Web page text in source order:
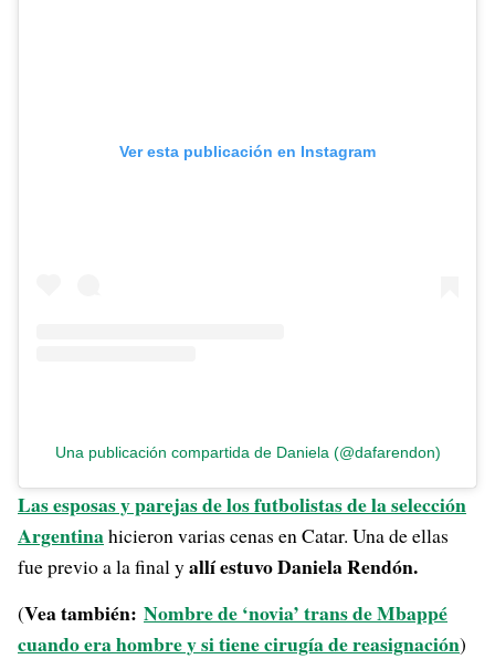
Ver esta publicación en Instagram
Una publicación compartida de Daniela (@dafarendon)
Las esposas y parejas de los futbolistas de la selección
Argentinahicieron varias cenas en Catar. Una de ellas
fue previo a la final yallí estuvo Daniela Rendón.
(Vea también: Nombre de ‘novia’ trans de Mbappé
cuando era hombre y si tiene cirugía de reasignación)